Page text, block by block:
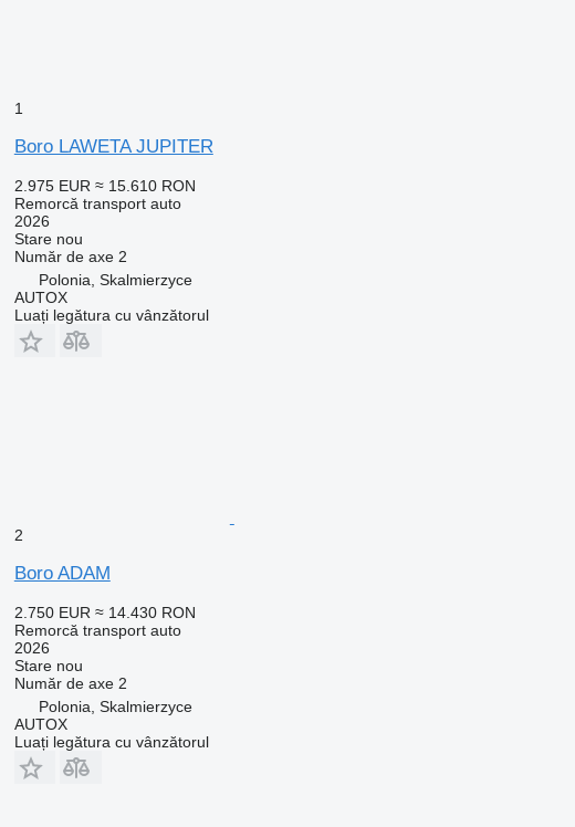
1
Boro LAWETA JUPITER
2.975 EUR ≈ 15.610 RON
Remorcă transport auto
2026
Starenou
Număr de axe 2
Polonia, Skalmierzyce
AUTOX
Luați legătura cu vânzătorul
2
Boro ADAM
2.750 EUR ≈ 14.430 RON
Remorcă transport auto
2026
Starenou
Număr de axe 2
Polonia, Skalmierzyce
AUTOX
Luați legătura cu vânzătorul